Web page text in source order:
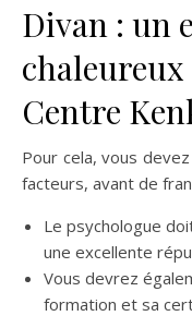
Divan : un
Centre
Pour cela, vous
facteurs, avant de
Le psychologue
une excellente
Vous devrez
formation et sa